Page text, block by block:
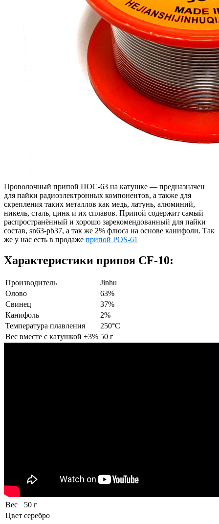
Проволочный припой ПОС-63 на катушке — предназначен
для пайки радиоэлектронных компонентов, а также для
скрепления таких металлов как медь, латунь, алюминий,
никель, сталь, цинк и их сплавов. Припой содержит самый
распространённый и хорошо зарекомендованный для пайки
состав, sn63-pb37, а так же 2% флюса на основе канифоли. Так
же у нас есть в продаже припой POS-61
Характеристики припоя CF-10:
Производитель
Jinhu
Олово
63%
Свинец
37%
Канифоль
2%
Температура плавления
250°С
Вес вместе с катушкой ±3% 50 г
Вес
50 г
Цвет серебро